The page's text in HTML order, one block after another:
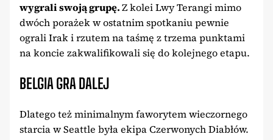
wygrali swoją grupę.Z kolei Lwy Terangi mimo
dwóch porażek w ostatnim spotkaniu pewnie
ograli Irak i rzutem na taśmę z trzema punktami
na koncie zakwalifikowali się do kolejnego etapu.
BELGIA GRA DALEJ
Dlatego też minimalnym faworytem wieczornego
starcia w Seattle była ekipa Czerwonych Diabłów.